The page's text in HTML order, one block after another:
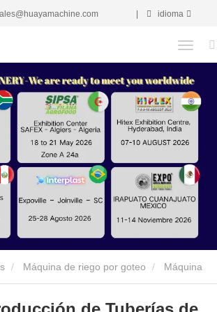
idioma
Máquina de riego por goteo Máquina
incrustado